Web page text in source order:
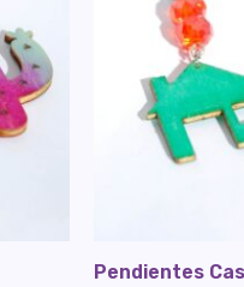
Pendientes